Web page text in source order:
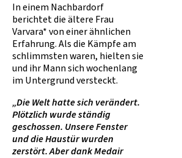
In einem Nachbardorf
berichtet die ältere Frau
Varvara* von einer ähnlichen
Erfahrung. Als die Kämpfe am
schlimmsten waren, hielten sie
und ihr Mann sich wochenlang
im Untergrund versteckt.
„Die Welt hatte sich verändert.
Plötzlich wurde ständig
geschossen. Unsere Fenster
und die Haustür wurden
zerstört. Aber dank Medair